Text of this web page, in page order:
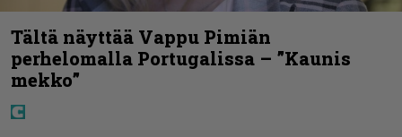
Tältä näyttää Vappu Pimiän
perhelomalla Portugalissa – ”Kaunis
mekko”